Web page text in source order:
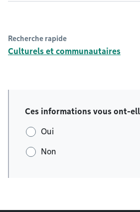
Recherche rapide
Culturels et communautaires
Ces informations vous ont-
Oui
Non